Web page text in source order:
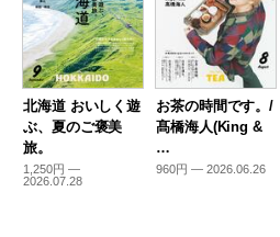
北海道 おいしく遊
ぶ、夏のご褒美
旅。
1,250円 —
2026.07.28
お茶の時間です。/
髙橋海人(King &
…
960円 — 2026.06.26